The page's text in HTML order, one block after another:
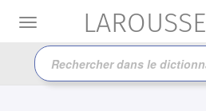
Toggle
LAROUSSE